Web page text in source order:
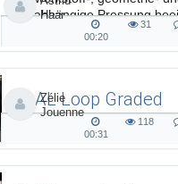
lastabhängige Pressung
Haar
00:20
00:20
31
views
Kommentare
likes
SAAL Loop Graded
SAAL Musikinformatik
Zélie
Jouenne
00:31
00:31
118
views
Kommentare
likes